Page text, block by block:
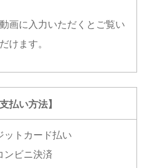
画に入力いただくとご覧い
けます。
支払い方法】
ットカード払い
ンビニ決済